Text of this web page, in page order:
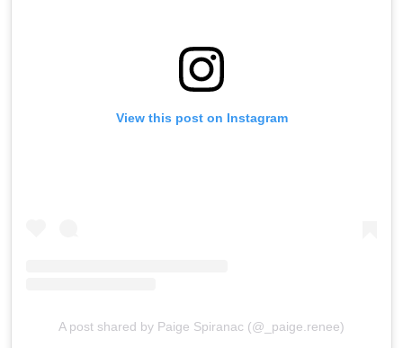
View this post on Instagram
A post shared by Paige Spiranac (@_paige.renee)